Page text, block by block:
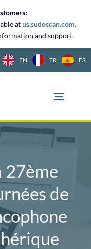
atus.sudoscan.com.
and support.
EN FR ES
27ème
de